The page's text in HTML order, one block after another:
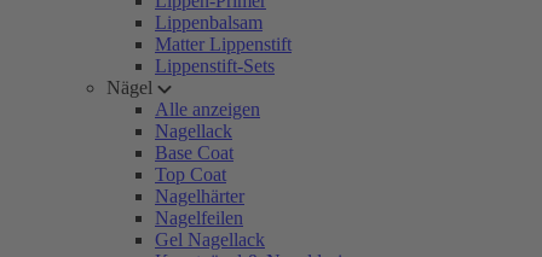
Lippenbalsam
Matter Lippenstift
Lippenstift-Sets
Nägel
Alle anzeigen
Nagellack
Base Coat
Top Coat
Nagelhärter
Nagelfeilen
Gel Nagellack